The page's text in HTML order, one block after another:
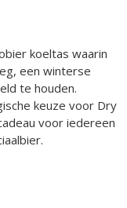
koeltas waarin
een winterse
te houden.
keuze voor Dry
voor iedereen